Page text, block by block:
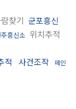
찾기 군포흥신
흥신소 위치추적
적 사건조작
떼인